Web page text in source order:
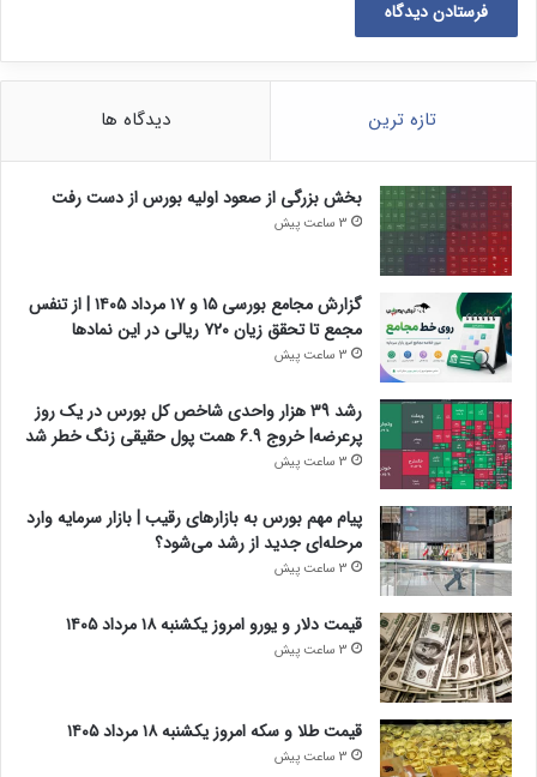
تازه ترین دیدگاه ها
بخش بزرگی از صعود اولیه بورس از دست رفت
3 ساعت پیش
گزارش مجامع بورسی ۱۵ و ۱۷ مرداد ۱۴۰۵ | از تنفس
مجمع تا تحقق زیان ۷۲۰ ریالی در این نماد‌ها
3 ساعت پیش
رشد 39 هزار واحدی شاخص کل بورس در یک روز
پرعرضه| خروج 6.9 همت پول حقیقی زنگ خطر شد
3 ساعت پیش
پیام مهم بورس به بازارهای رقیب | بازار سرمایه وارد
مرحله‌ای جدید از رشد می‌شود؟
3 ساعت پیش
قیمت دلار و یورو امروز یکشنبه ۱۸ مرداد ۱۴۰۵
3 ساعت پیش
قیمت طلا و سکه امروز یکشنبه ۱۸ مرداد ۱۴۰۵
3 ساعت پیش